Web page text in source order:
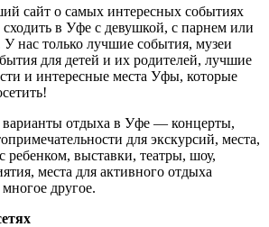
сайт о самых интересных событиях
в Уфе с девушкой, с парнем или
нас только лучшие события, музеи
для детей и их родителей, лучшие
и интересные места Уфы, которые
отдыха в Уфе — концерты,
для экскурсий, места,
ребенком, выставки, театры, шоу,
места для активного отдыха
другое.